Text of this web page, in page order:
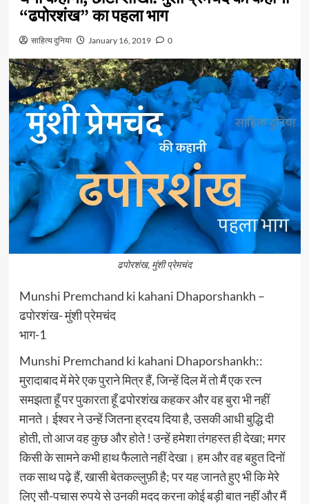
“ढपोरशंख” का पहला भाग
साहित्य दुनिया January 16, 2019 0
ढपोरशंख, मुंशी प्रेमचंद
Munshi Premchand ki kahani Dhaporshankh –
ढपोरशंख- मुंशी प्रेमचंद
भाग-1
Munshi Premchand ki kahani Dhaporshankh::
मुरादाबाद में मेरे एक पुराने मित्र हैं, जिन्हें दिल में तो मैं एक रत्न
समझता हूँ पर पुकारता हूँ ढपोरशंख कहकर और वह बुरा भी नहीं
मानते। ईश्वर ने उन्हें जितना ह्रदय दिया है, उसकी आधी बुद्धि दी
होती, तो आज वह कुछ और होते ! उन्हें हमेशा तंगहस्त ही देखा; मगर
किसी के सामने कभी हाथ फैलाते नहीं देखा। हम और वह बहुत दिनों
तक साथ पढ़े हैं, खासी बेतकल्लुफ़ी है; पर यह जानते हुए भी कि मेरे
लिए सौ-पचास रुपये से उनकी मदद करना कोई बड़ी बात नहीं और मैं